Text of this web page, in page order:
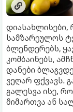
დიასახლისები,
სამზარეულოს
ბლენდერებს,
კომბაინებს,
დანები
ვეღარ ფქვავს.
გალესვა ისე,
მიმართვა ან